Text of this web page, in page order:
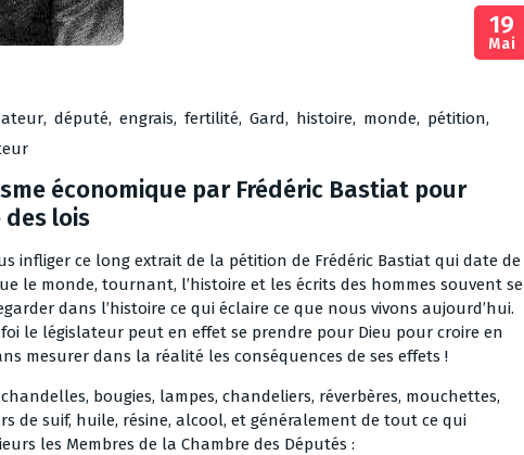
, député, engrais, fertilité, Gard, histoire, monde, pétition,
19
Mai
économique par Frédéric Bastiat pour
des lois
infliger ce long extrait de la pétition de Frédéric Bastiat qui date de
le monde, tournant, l’histoire et les écrits des hommes souvent se
dans l’histoire ce qui éclaire ce que nous vivons aujourd’hui.
le législateur peut en effet se prendre pour Dieu pour croire en
mesurer dans la réalité les conséquences de ses effets !
bougies, lampes, chandeliers, réverbères, mouchettes,
de suif, huile, résine, alcool, et généralement de tout ce qui
les Membres de la Chambre des Députés :